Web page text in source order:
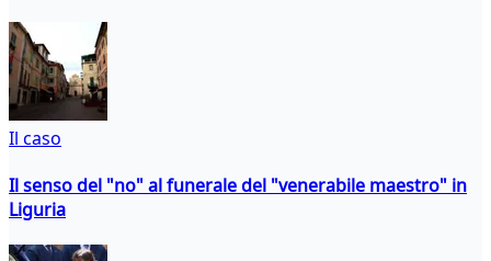
Il caso
Il senso del "no" al funerale del "venerabile maestro" in
Liguria